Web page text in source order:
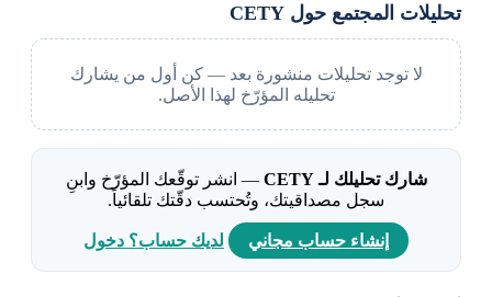
تحليلات المجتمع حول CETY
لا توجد تحليلات منشورة بعد — كن أول من يشارك
تحليله المؤرّخ لهذا الأصل.
شارك تحليلك لـ CETY
— انشر توقّعك المؤرّخ وابنِ
سجل مصداقيتك، وتُحتسب دقّتك تلقائياً.
إنشاء حساب مجاني لديك حساب؟ دخول